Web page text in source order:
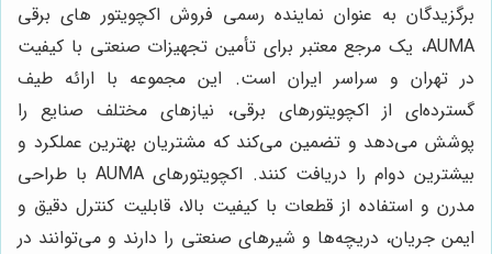
برگزیدگان به عنوان نماینده رسمی فروش اکچویتور های برقی
AUMA، یک مرجع معتبر برای تأمین تجهیزات صنعتی با کیفیت
در تهران و سراسر ایران است. این مجموعه با ارائه طیف
گسترده‌ای از اکچویتورهای برقی، نیازهای مختلف صنایع را
پوشش می‌دهد و تضمین می‌کند که مشتریان بهترین عملکرد و
بیشترین دوام را دریافت کنند. اکچویتورهای AUMA با طراحی
مدرن و استفاده از قطعات با کیفیت بالا، قابلیت کنترل دقیق و
ایمن جریان، دریچه‌ها و شیرهای صنعتی را دارند و می‌توانند در